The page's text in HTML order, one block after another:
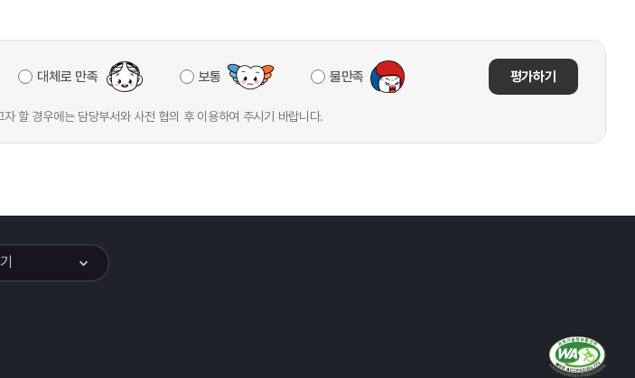
대체로 만족 보통 불만족 평가하기
할 경우에는 담당부서와 사전 협의 후 이용하여 주시기 바랍니다.